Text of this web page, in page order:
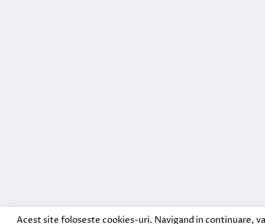
Acest site foloseste cookies-uri. Navigand in continuare,